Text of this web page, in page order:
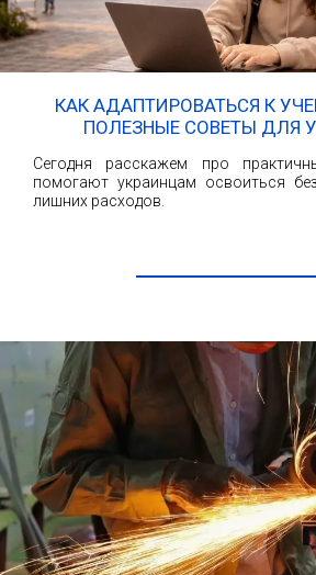
КАК АДАПТИРОВАТЬСЯ К
ПОЛЕЗНЫЕ СОВЕТЫ ДЛЯ
Сегодня расскажем про
помогают украинцам освоиться
лишних расходов.